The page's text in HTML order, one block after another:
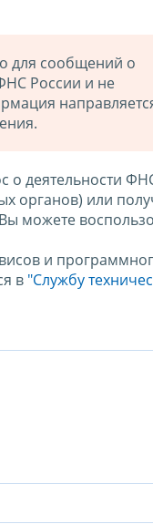
для сообщений о
России и не
о деятельности
органов) или
можете
и
в "Службу